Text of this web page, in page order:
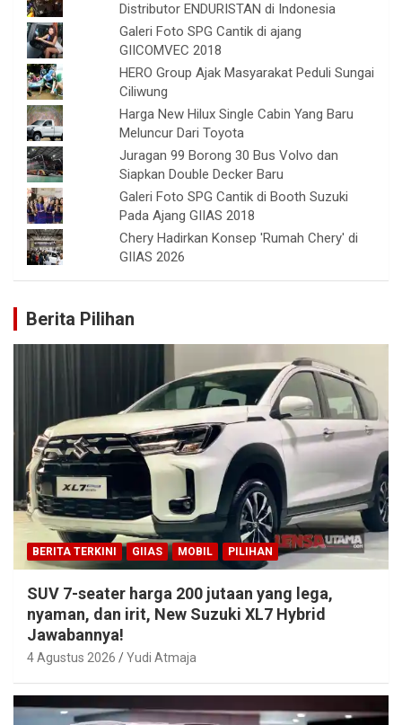
Distributor ENDURISTAN di Indonesia
Galeri Foto SPG Cantik di ajang
GIICOMVEC 2018
HERO Group Ajak Masyarakat Peduli Sungai
Ciliwung
Harga New Hilux Single Cabin Yang Baru
Meluncur Dari Toyota
Juragan 99 Borong 30 Bus Volvo dan
Siapkan Double Decker Baru
Galeri Foto SPG Cantik di Booth Suzuki
Pada Ajang GIIAS 2018
Chery Hadirkan Konsep 'Rumah Chery' di
GIIAS 2026
Berita Pilihan
BERITA TERKINI GIIAS MOBIL PILIHAN
SUV 7-seater harga 200 jutaan yang lega,
nyaman, dan irit, New Suzuki XL7 Hybrid
Jawabannya!
4 Agustus 2026 Yudi Atmaja